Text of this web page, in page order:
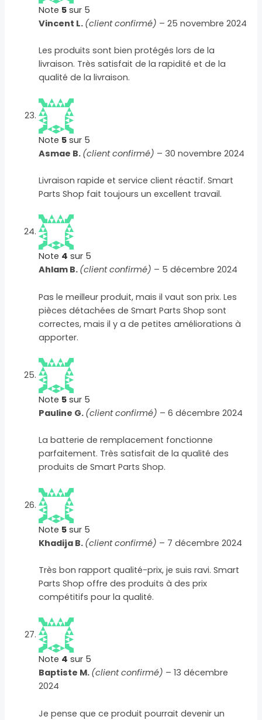
Note 5 sur 5
Vincent L. (client confirmé) – 25 novembre 2024
Les produits sont bien protégés lors de la
livraison. Très satisfait de la rapidité et de la
qualité de la livraison.
Note 5 sur 5
Asmae B. (client confirmé) – 30 novembre 2024
Livraison rapide et service client réactif. Smart
Parts Shop fait toujours un excellent travail.
Note 4 sur 5
Ahlam B. (client confirmé) – 5 décembre 2024
Pas le meilleur produit, mais il vaut son prix. Les
pièces détachées de Smart Parts Shop sont
correctes, mais il y a de petites améliorations à
apporter.
Note 5 sur 5
Pauline G. (client confirmé) – 6 décembre 2024
La batterie de remplacement fonctionne
parfaitement. Très satisfait de la qualité des
produits de Smart Parts Shop.
Note 5 sur 5
Khadija B. (client confirmé) – 7 décembre 2024
Très bon rapport qualité-prix, je suis ravi. Smart
Parts Shop offre des produits à des prix
compétitifs pour la qualité.
Note 4 sur 5
Baptiste M. (client confirmé) – 13 décembre
2024
Je pense que ce produit pourrait devenir un